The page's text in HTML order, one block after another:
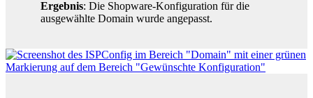
Ergebnis: Die Shopware-Konfiguration für die
ausgewählte Domain wurde angepasst.